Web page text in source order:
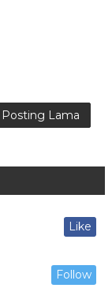
Posting Lama
Like
Follow